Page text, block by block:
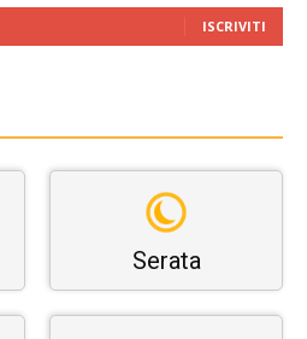
ISCRIVITI
Serata